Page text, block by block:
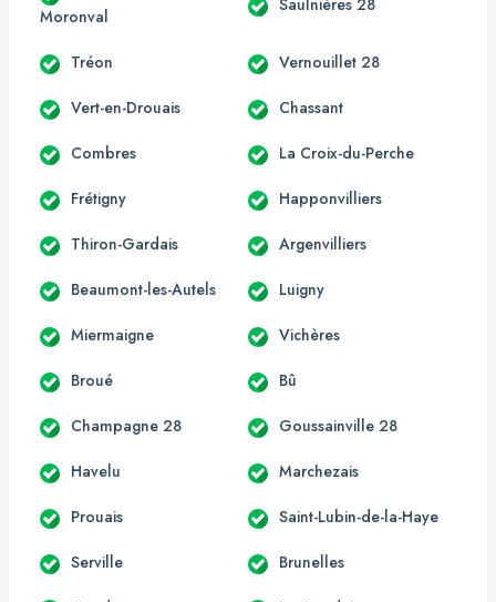
Moronval
Saulnières 28
Tréon Vernouillet 28
Vert-en-Drouais Chassant
Combres La Croix-du-Perche
Frétigny Happonvilliers
Thiron-Gardais Argenvilliers
Beaumont-les-Autels Luigny
Miermaigne Vichères
Broué Bû
Champagne 28 Goussainville 28
Havelu Marchezais
Prouais Saint-Lubin-de-la-Haye
Serville Brunelles